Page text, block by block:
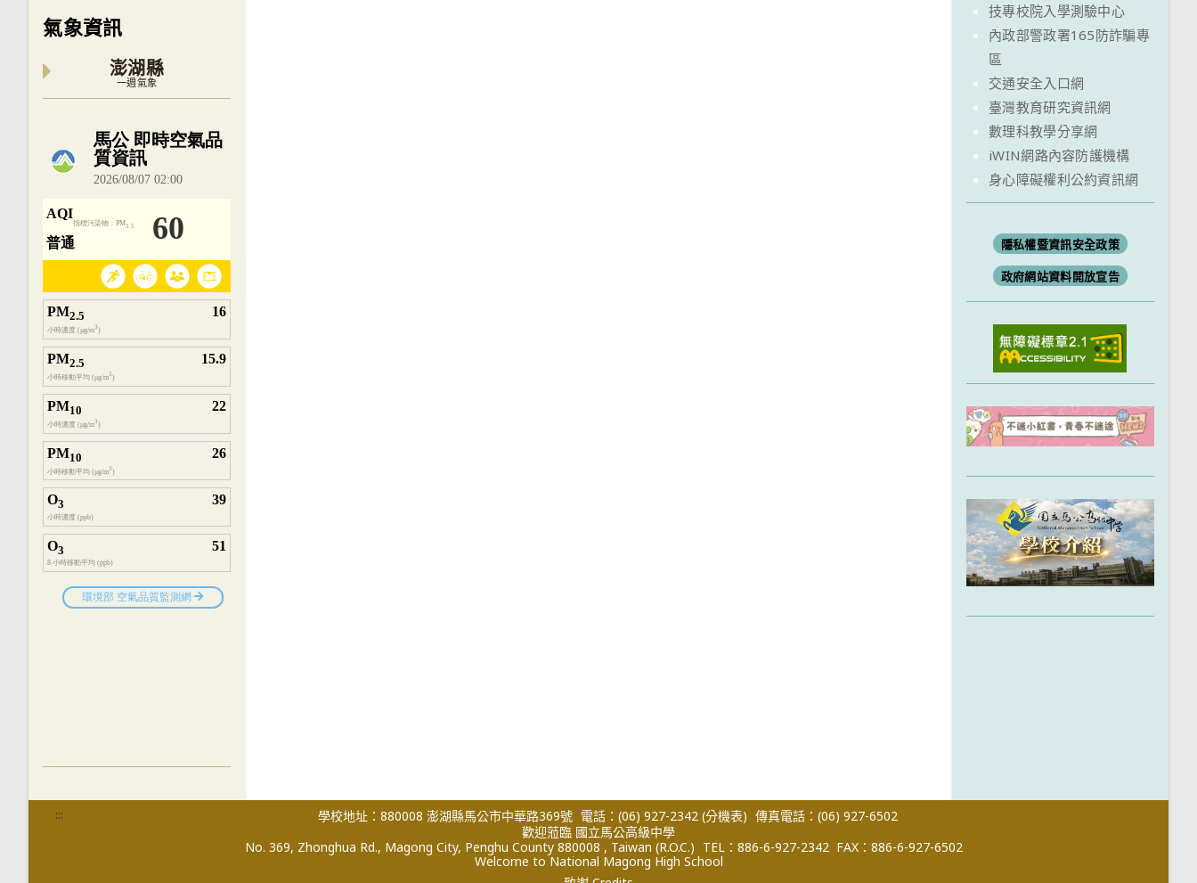
氣象資訊
澎湖縣
一週氣象
內嵌空氣品質小工具為視覺預覽，完整即時空氣品質資料請開啟
技專校院入學測驗中心
內政部警政署165防詐騙專
區
交通安全入口網
臺灣教育研究資訊網
數理科教學分享網
iWIN網路內容防護機構
身心障礙權利公約資訊網
隱私權暨資訊安全政策
政府網站資料開放宣告
::: 學校地址：880008 澎湖縣馬公市中華路369號 電話：(06) 927-2342 (分機表) 傳真電話：(06) 927-6502
歡迎蒞臨 國立馬公高級中學
No. 369, Zhonghua Rd., Magong City, Penghu County 880008 , Taiwan (R.O.C.) TEL：886-6-927-2342 FAX：886-6-927-6502
Welcome to National Magong High School